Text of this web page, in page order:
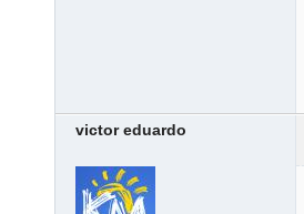
victor eduardo